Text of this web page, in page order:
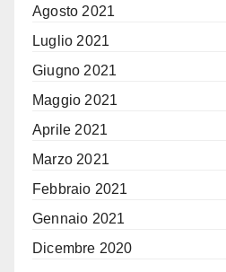
Agosto 2021
Luglio 2021
Giugno 2021
Maggio 2021
Aprile 2021
Marzo 2021
Febbraio 2021
Gennaio 2021
Dicembre 2020